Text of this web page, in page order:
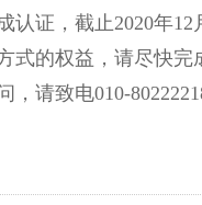
认证，截止2020年
式的权益，请尽快
，请致电010-